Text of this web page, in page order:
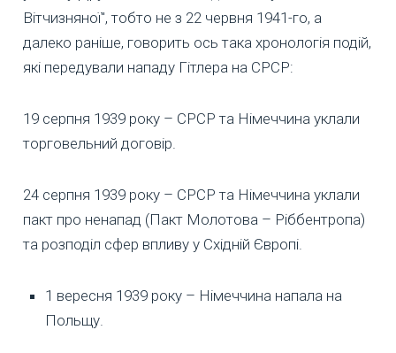
Вітчизняної", тобто не з 22 червня 1941-го, а
далеко раніше, говорить ось така хронологія подій,
які передували нападу Гітлера на СРСР:
19 серпня 1939 року – СРСР та Німеччина уклали
торговельний договір.
24 серпня 1939 року – СРСР та Німеччина уклали
пакт про ненапад (Пакт Молотова – Ріббентропа)
та розподіл сфер впливу у Східній Європі.
1 вересня 1939 року – Німеччина напала на
Польщу.